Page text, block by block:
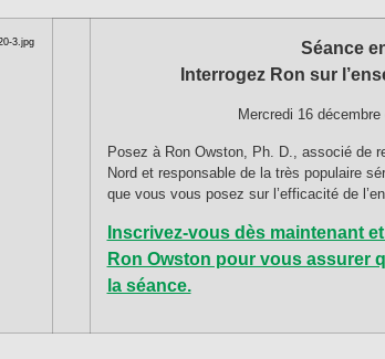
Séance
Interrogez Ron sur
Mercredi 16
Posez à Ron Owston, Ph. D., associé de
Nord et responsable de la très populaire
que vous vous posez sur l’efficacité de
Inscrivez-vous dès maintenant
Ron Owston pour vous assurer
la séance.